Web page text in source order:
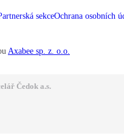
sekceOchrana osobních
Axabee sp. z. o.o.
Čedok a.s.